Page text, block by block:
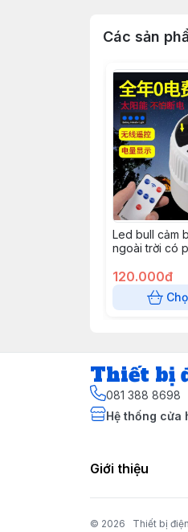
Các sản
Led bull cảm
ngoài trời có
120.000đ
Thiết bị
081 388 8698
Hệ thống cửa
Giới thiệu
© 2026 Thiết bị